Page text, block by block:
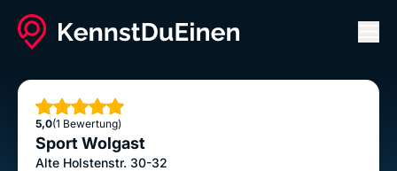
Sport Wolgast
5,0
Sterne
(1 Bewertung)
Sport Wolgast
Alte Holstenstr. 30-32